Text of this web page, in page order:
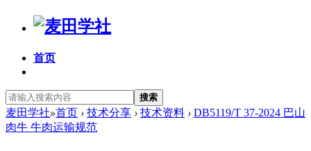
首页
搜索
麦田学社»首页 › 技术分享 › 技术资料 › DB5119/T 37-2024 巴山
肉牛 牛肉运输规范